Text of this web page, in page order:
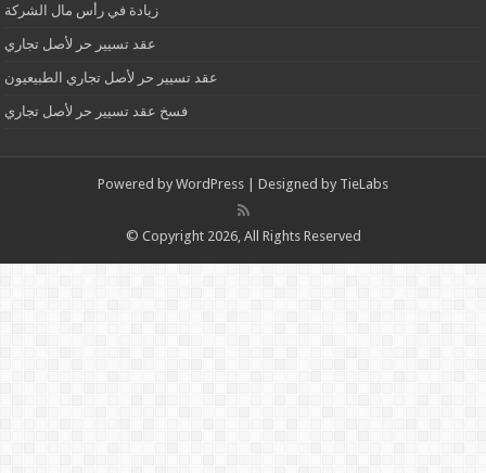
زيادة في رأس مال الشركة
عقد تسيير حر لأصل تجاري
عقد تسيير حر لأصل تجاري الطبيعيون
فسخ عقد تسيير حر لأصل تجاري
Powered by WordPress | Designed by TieLabs
© Copyright 2026, All Rights Reserved